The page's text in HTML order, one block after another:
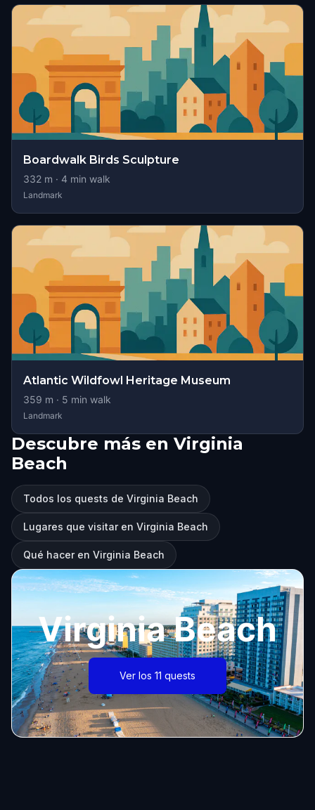
Boardwalk Birds Sculpture
332 m · 4 min walk
Landmark
Atlantic Wildfowl Heritage Museum
359 m · 5 min walk
Landmark
Descubre más en Virginia
Beach
Todos los quests de Virginia Beach
Lugares que visitar en Virginia Beach
Qué hacer en Virginia Beach
Virginia Beach
Ver los 11 quests